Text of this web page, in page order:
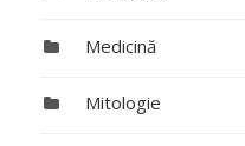
Medicină
Mitologie